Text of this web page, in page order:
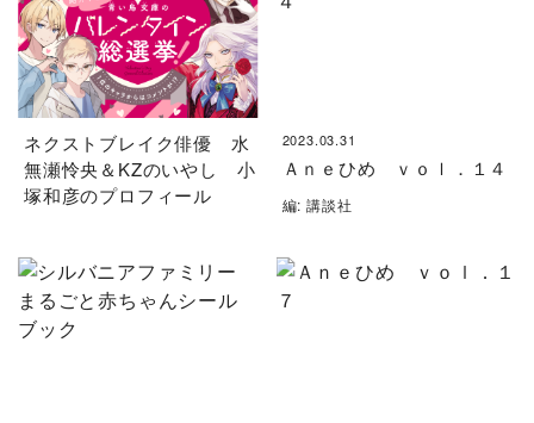
ネクストブレイク俳優 水
無瀬怜央＆KZのいやし 小
塚和彦のプロフィール
2023.03.31
Ａｎｅひめ ｖｏｌ．１４
編: 講談社